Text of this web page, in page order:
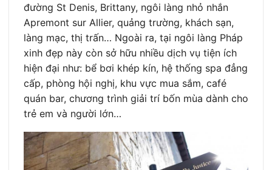
đường St Denis, Brittany, ngôi làng nhỏ nhắn
Apremont sur Allier, quảng trường, khách sạn,
làng mạc, thị trấn… Ngoài ra, tại ngôi làng Pháp
xinh đẹp này còn sở hữu nhiều dịch vụ tiện ích
hiện đại như: bể bơi khép kín, hệ thống spa đẳng
cấp, phòng hội nghị, khu vực mua sắm, café
quán bar, chương trình giải trí bốn mùa dành cho
trẻ em và người lớn…